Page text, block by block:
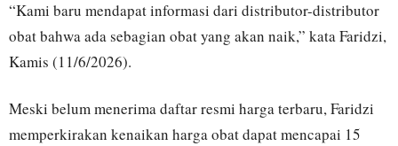
“Kami baru mendapat informasi dari distributor-distributor
obat bahwa ada sebagian obat yang akan naik,” kata Faridzi,
Kamis (11/6/2026).
Meski belum menerima daftar resmi harga terbaru, Faridzi
memperkirakan kenaikan harga obat dapat mencapai 15